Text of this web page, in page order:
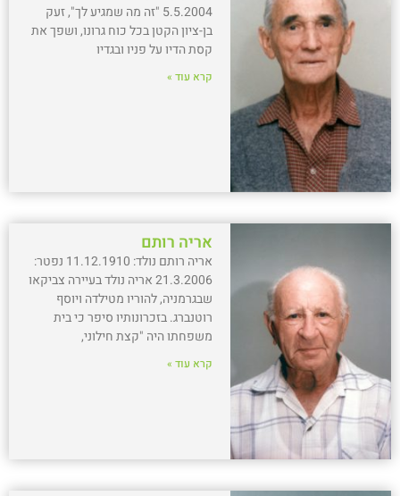
5.5.2004 "זה מה שמגיע לך", זעק
בן-ציון הקטן בכל כוח גרונו, ושפך את
קסת הדיו על פניו ובגדיו
קרא עוד »
אריה רותם
אריה רותם נולד: 11.12.1910 נפטר:
21.3.2006 אריה נולד בעיירה צביקאו
שבגרמניה, להוריו מטילדה ויוסף
רוטנברג. בזכרונותיו סיפר כי בית
משפחתו היה "קצת חילוני,
קרא עוד »